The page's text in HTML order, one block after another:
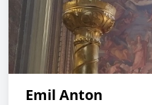
Emil Anton